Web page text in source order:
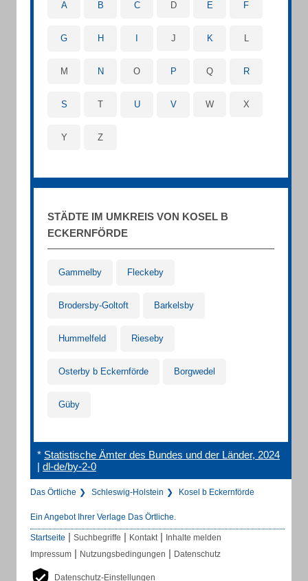
A B C D E F
G H J K L
M N O P Q R
S T U V W X
Y Z
STÄDTE IM UMKREIS VON KOSEL B
ECKERNFÖRDE
Gammelby Fleckeby
Brodersby-Goltoft Barkelsby
Hummelfeld Rieseby
Osterby b Eckernförde Borgwedel
Güby
* Statistische Ämter des Bundes und der Länder, 2024
| dl-de/by-2-0
Das Örtliche Schleswig-Holstein Kosel b Eckernförde
Ein Angebot Ihrer Verlage Das Örtliche.
Startseite | Suchbegriffe | Kontakt | Inhalte melden
Impressum | Nutzungsbedingungen | Datenschutz
Datenschutz-Einstellungen